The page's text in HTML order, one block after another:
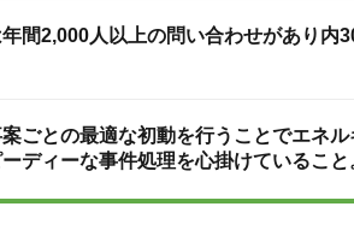
間2,000人以上の問い合わせがあり内
ごとの最適な初動を行うことでエネ
ディーな事件処理を心掛けていること